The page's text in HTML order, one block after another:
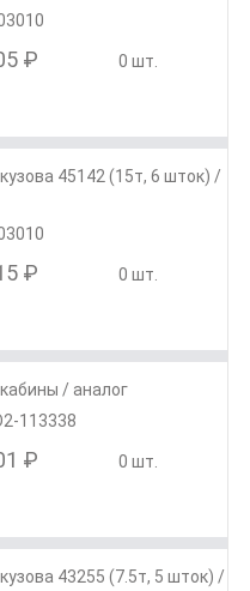
₽ 0 шт.
45142 (15т, 6 шток) /
₽ 0 шт.
/ аналог
113338
₽ 0 шт.
43255 (7.5т, 5 шток) /